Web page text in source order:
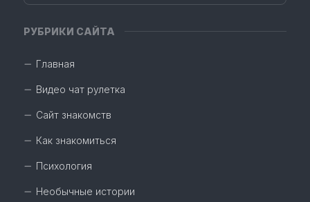
РУБРИКИ САЙТА
Главная
Видео чат рулетка
Сайт знакомств
Как знакомиться
Психология
Необычные истории